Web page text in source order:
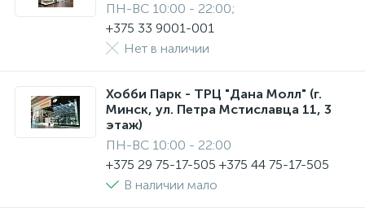
ПН-ВС 10:00 - 22:00;
+375 33 9001-001
Нет в наличии
Хобби Парк - ТРЦ "Дана Молл" (г.
Минск, ул. Петра Мстиславца 11, 3
этаж)
ПН-ВС 10:00 - 22:00
+375 29 75-17-505 +375 44 75-17-505
В наличии мало